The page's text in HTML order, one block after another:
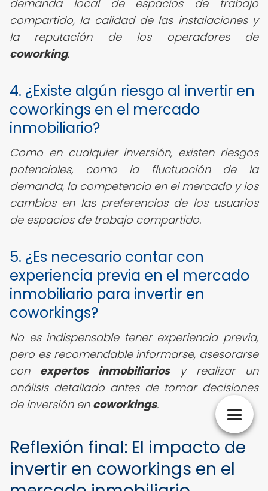
demanda local de espacios de trabajo
compartido, la calidad de las instalaciones y
la reputación de los operadores de
coworking.
4. ¿Existe algún riesgo al invertir en
coworkings en el mercado
inmobiliario?
Como en cualquier inversión, existen riesgos
potenciales, como la fluctuación de la
demanda, la competencia en el mercado y los
cambios en las preferencias de los usuarios
de espacios de trabajo compartido.
5. ¿Es necesario contar con
experiencia previa en el mercado
inmobiliario para invertir en
coworkings?
No es indispensable tener experiencia previa,
pero es recomendable informarse, asesorarse
con expertos inmobiliariosy realizar un
análisis detallado antes de tomar decisiones
de inversión en coworkings.
Reflexión final: El impacto de
invertir en coworkings en el